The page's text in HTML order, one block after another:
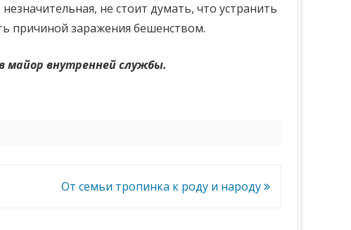
не стоит думать, что устранить
причиной заражения бешенством.
майор внутренней службы.
От семьи тропинка к роду и народу